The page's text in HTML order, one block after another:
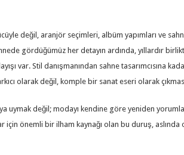
değil, aranjör seçimleri, albüm yapımları ve
gördüğümüz her detayın ardında, yıllardır
var. Stil danışmanından sahne tasarımcısına
olarak değil, komple bir sanat eseri olarak
uymak değil; modayı kendine göre yeniden
önemli bir ilham kaynağı olan bu duruş, aslında